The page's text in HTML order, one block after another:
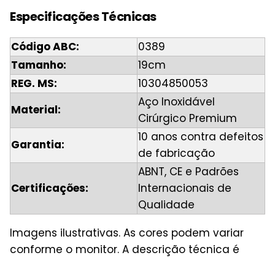
Especificações Técnicas
Código ABC:
0389
Tamanho:
19cm
REG. MS:
10304850053
Material:
Aço Inoxidável
Cirúrgico Premium
Garantia:
10 anos contra defeitos
de fabricação
Certificações:
ABNT, CE e Padrões
Internacionais de
Qualidade
Imagens ilustrativas. As cores podem variar
conforme o monitor. A descrição técnica é